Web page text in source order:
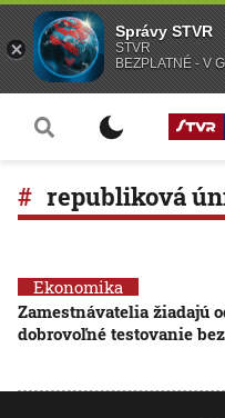
republiková
Ekonomika
Zamestnávatelia žiadajú
dobrovoľné testovanie
Správy STVR
STVR
BEZPLATNÉ - V